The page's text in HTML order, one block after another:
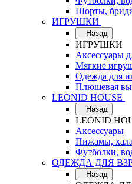
Шорты,
ИГРУШКИ
Назад
ИГРУШКИ
Аксессуары
Мягкие
Одежда для
Плюшевая
LEONID HOUSE
Назад
LEONID
Аксессуары
Пижамы,
Футболки,
ОДЕЖДА ДЛЯ
Назад